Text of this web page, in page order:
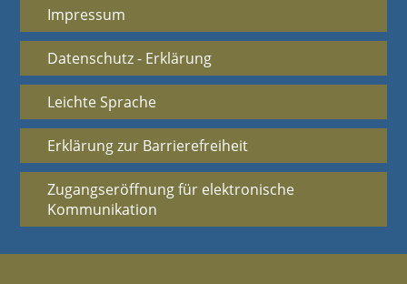
Impressum
Datenschutz - Erklärung
Leichte Sprache
Erklärung zur Barrierefreiheit
Zugangseröffnung für elektronische
Kommunikation